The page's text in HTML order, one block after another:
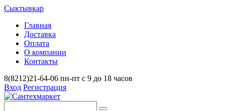
Сыктывкар
Главная
Доставка
Оплата
О компании
Контакты
8(8212)21-64-06 пн-пт с 9 до 18 часов
Вход Регистрация